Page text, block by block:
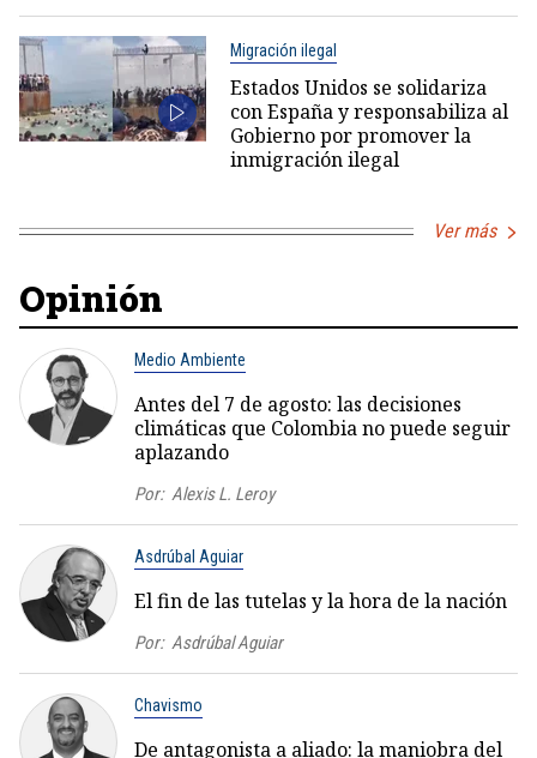
Migración ilegal
Estados Unidos se solidariza
con España y responsabiliza al
Gobierno por promover la
inmigración ilegal
Ver más
Opinión
Medio Ambiente
Antes del 7 de agosto: las decisiones
climáticas que Colombia no puede seguir
aplazando
Por: Alexis L. Leroy
Asdrúbal Aguiar
El fin de las tutelas y la hora de la nación
Por: Asdrúbal Aguiar
Chavismo
De antagonista a aliado: la maniobra del